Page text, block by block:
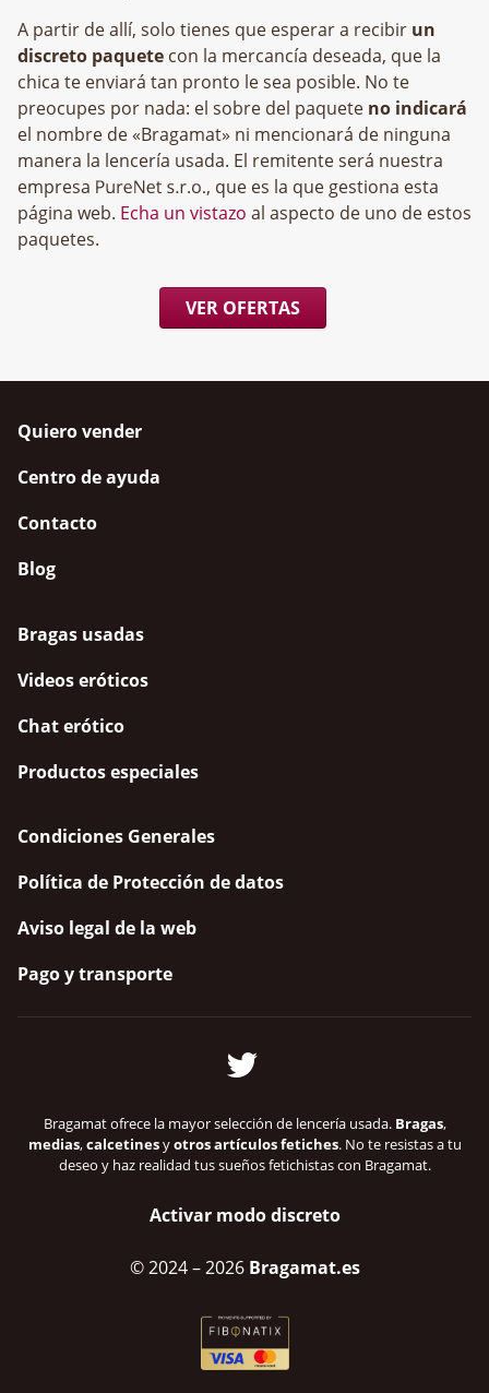
A partir de allí, solo tienes que esperar a recibir un
discreto paquete con la mercancía deseada, que la
chica te enviará tan pronto le sea posible. No te
preocupes por nada: el sobre del paquete no indicará
el nombre de «Bragamat» ni mencionará de ninguna
manera la lencería usada. El remitente será nuestra
empresa
, que es la que gestiona esta
página web. Echa un vistazo al aspecto de uno de estos
paquetes.
VER OFERTAS
Quiero vender
Centro de ayuda
Contacto
Blog
Bragas usadas
Videos eróticos
Chat erótico
Productos especiales
Condiciones Generales
Política de Protección de datos
Aviso legal de la web
Pago y transporte
Bragamat ofrece la mayor selección de lencería usada. Bragas,
medias,calcetinesyotros artículos fetiches. No te resistas a tu
deseo y haz realidad tus sueños fetichistas con Bragamat.
Activar modo discreto
© 2024– 2026 Bragamat.es